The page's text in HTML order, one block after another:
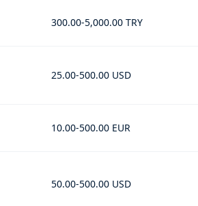
300.00-5,000.00 TRY
25.00-500.00 USD
10.00-500.00 EUR
50.00-500.00 USD